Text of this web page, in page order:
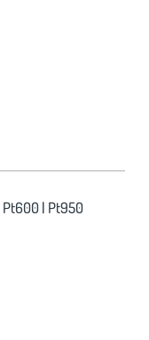
Pt600 | Pt950